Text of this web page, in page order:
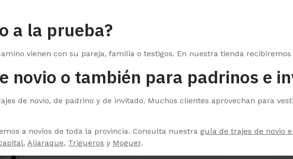
a la prueba?
vienen con su pareja, familia o testigos. En nuestra tienda
novio o también para padrinos e
de novio, de padrino y de invitado. Muchos clientes aprovechan para
a novios de toda la provincia. Consulta nuestra guía de trajes de novio
, Aljaraque, Trigueros y Moguer.